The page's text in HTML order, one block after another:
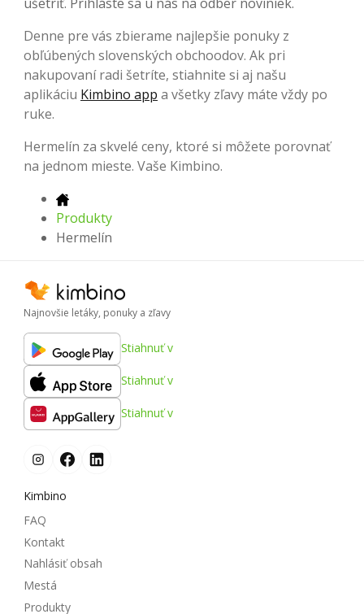
Denne pre vás zbierame najlepšie ponuky z
obľúbených slovenských obchoodov. Ak pri
nakupovaní radi šetríte, stiahnite si aj našu
aplikáciu Kimbino app a všetky zľavy máte vždy po
ruke.
Hermelín za skvelé ceny, ktoré si môžete porovnať
na jednom mieste. Vaše Kimbino.
Produkty
Hermelín
Najnovšie letáky, ponuky a zľavy
Stiahnuť v
Stiahnuť v
Stiahnuť v
Kimbino
FAQ
Kontakt
Nahlásiť obsah
Mestá
Produkty